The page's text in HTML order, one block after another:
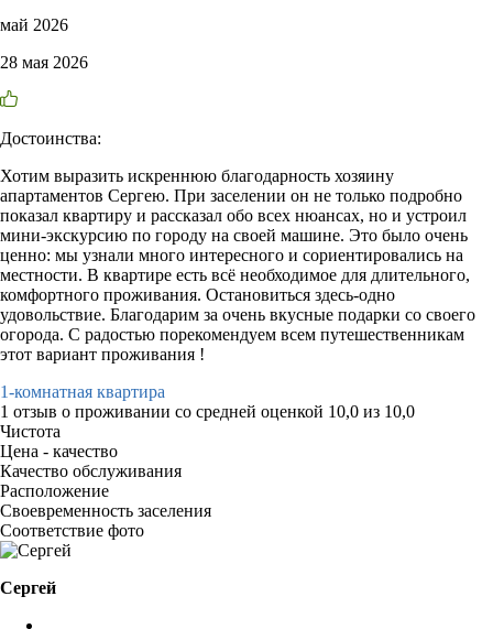
май 2026
28 мая 2026
Достоинства:
Хотим выразить искреннюю благодарность хозяину
апартаментов Сергею. При заселении он не только подробно
показал квартиру и рассказал обо всех нюансах, но и устроил
мини-экскурсию по городу на своей машине. Это было очень
ценно: мы узнали много интересного и сориентировались на
местности. В квартире есть всё необходимое для длительного,
комфортного проживания. Остановиться здесь-одно
удовольствие. Благодарим за очень вкусные подарки со своего
огорода. С радостью порекомендуем всем путешественникам
этот вариант проживания !
1-комнатная квартира
1 отзыв о проживании со средней оценкой 10,0 из 10,0
Чистота
Цена - качество
Качество обслуживания
Расположение
Своевременность заселения
Соответствие фото
Сергей